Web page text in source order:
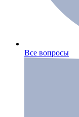
Все вопросы